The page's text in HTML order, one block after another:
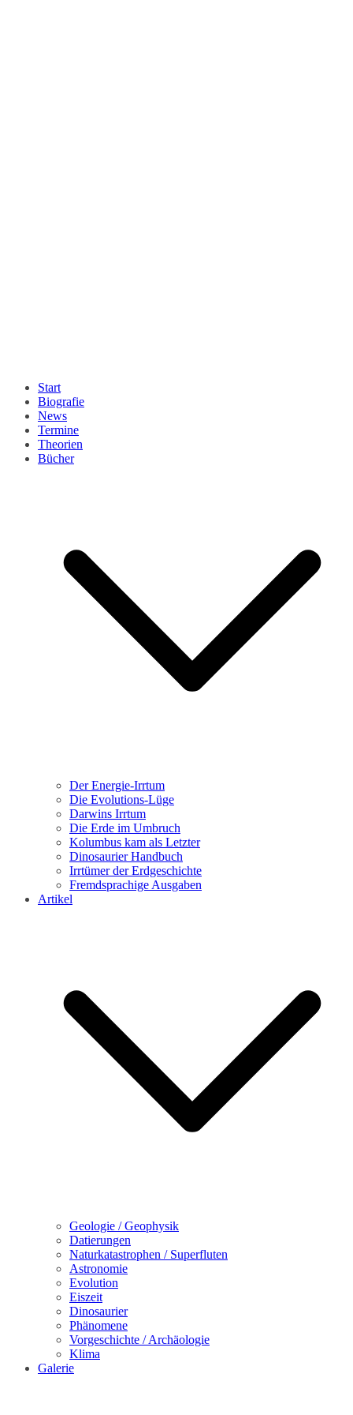
Start
Biografie
News
Termine
Theorien
Bücher
Der Energie-Irrtum
Die Evolutions-Lüge
Darwins Irrtum
Die Erde im Umbruch
Kolumbus kam als Letzter
Dinosaurier Handbuch
Irrtümer der Erdgeschichte
Fremdsprachige Ausgaben
Artikel
Geologie / Geophysik
Datierungen
Naturkatastrophen / Superfluten
Astronomie
Evolution
Eiszeit
Dinosaurier
Phänomene
Vorgeschichte / Archäologie
Klima
Galerie